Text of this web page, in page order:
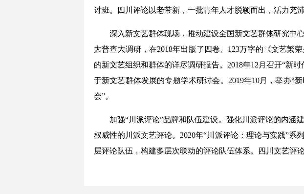
讨班。四川评论以老带新，一批青年人才脱颖而出，活力充沛
深入新文艺群体现场，推动建设全国新文艺群体研究中
大普查大调研，在2018年出版了四卷、123万字的《文艺
的新文艺组织和群体的详尽调研报告。2018年12月召开“
于新文艺群体发展的专题学术研讨会。2019年10月，举办
会”。
加强“川派评论”品牌和队伍建设。强化川派评论的内涵
权威性的川派文艺评论。2020年“川派评论：理论与实践”
层评论队伍，构建多层次联动的评论队伍体系。四川文艺评